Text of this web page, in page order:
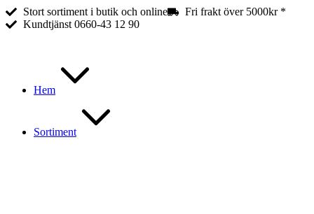
Fullbreddsinnehåll
Stort sortiment i butik och online
Fri frakt över 5000kr *
Kundtjänst 0660-43 12 90
Hem
Sortiment